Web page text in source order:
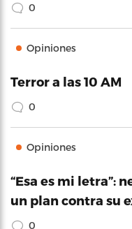
0
Opiniones
Terror a las 10 AM
0
Opiniones
“Esa es mi letra”:
un plan contra su
0